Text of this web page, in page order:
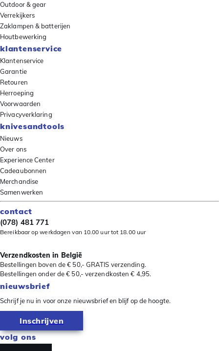
Outdoor & gear
Verrekijkers
Zaklampen & batterijen
Houtbewerking
klantenservice
Klantenservice
Garantie
Retouren
Herroeping
Voorwaarden
Privacyverklaring
knivesandtools
Nieuws
Over ons
Experience Center
Cadeaubonnen
Merchandise
Samenwerken
contact
(078) 481 771
Bereikbaar op werkdagen van 10.00 uur tot 18.00 uur
Verzendkosten in België
Bestellingen boven de € 50,- GRATIS verzending.
Bestellingen onder de € 50,- verzendkosten € 4,95.
nieuwsbrief
Schrijf je nu in voor onze nieuwsbrief en blijf op de hoogte.
Inschrijven
volg ons